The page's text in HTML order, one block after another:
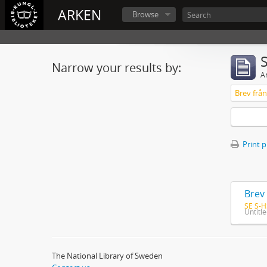
ARKEN Browse
Narrow your results by:
Print
SE S-
The National Library of Sweden